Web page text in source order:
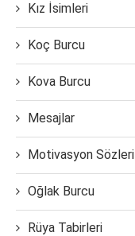
Kız İsimleri
Koç Burcu
Kova Burcu
Mesajlar
Motivasyon Sözleri
Oğlak Burcu
Rüya Tabirleri